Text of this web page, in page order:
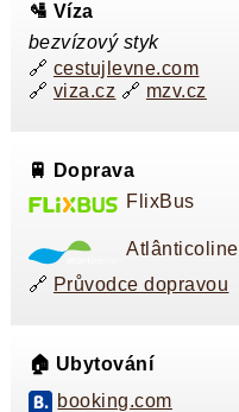
🛂 Víza
bezvízový styk
🔗 cestujlevne.com
🔗 viza.cz 🔗 mzv.cz
🚆 Doprava
FlixBus
Atlânticoline
🔗 Průvodce dopravou
🏠 Ubytování
booking.com